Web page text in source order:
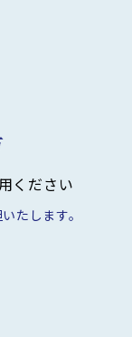
ください
たします。